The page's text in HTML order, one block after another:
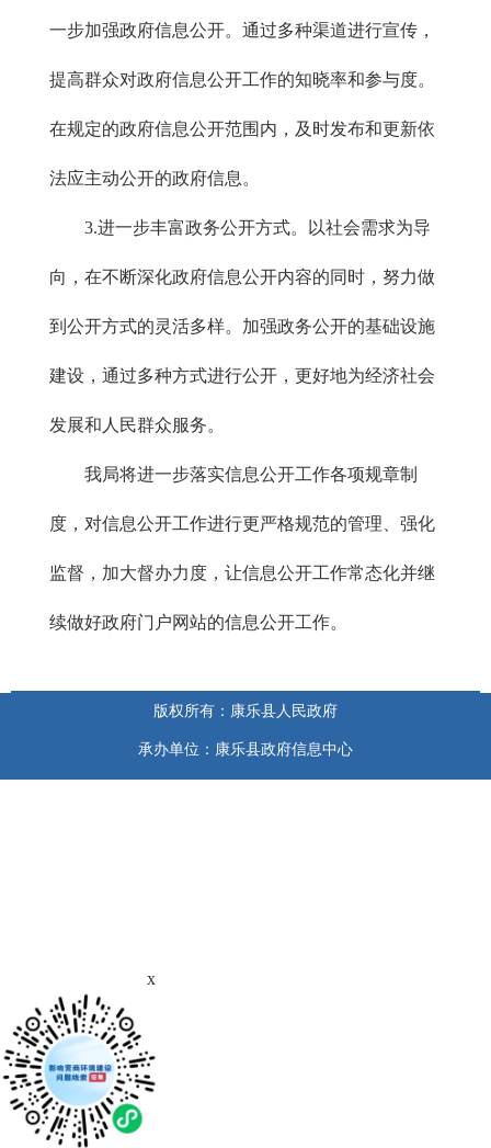
一步加强政府信息公开。通过多种渠道进行宣传，
提高群众对政府信息公开工作的知晓率和参与度。
在规定的政府信息公开范围内，及时发布和更新依
法应主动公开的政府信息。
3.进一步丰富政务公开方式。以社会需求为导
向，在不断深化政府信息公开内容的同时，努力做
到公开方式的灵活多样。加强政务公开的基础设施
建设，通过多种方式进行公开，更好地为经济社会
发展和人民群众服务。
我局将进一步落实信息公开工作各项规章制
度，对信息公开工作进行更严格规范的管理、强化
监督，加大督办力度，让信息公开工作常态化并继
续做好政府门户网站的信息公开工作。
版权所有：康乐县人民政府
承办单位：康乐县政府信息中心
x